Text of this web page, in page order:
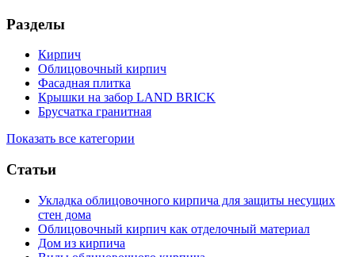
Разделы
Кирпич
Облицовочный кирпич
Фасадная плитка
Крышки на забор LAND BRICK
Брусчатка гранитная
Показать все категории
Статьи
Укладка облицовочного кирпича для защиты несущих
стен дома
Облицовочный кирпич как отделочный материал
Дом из кирпича